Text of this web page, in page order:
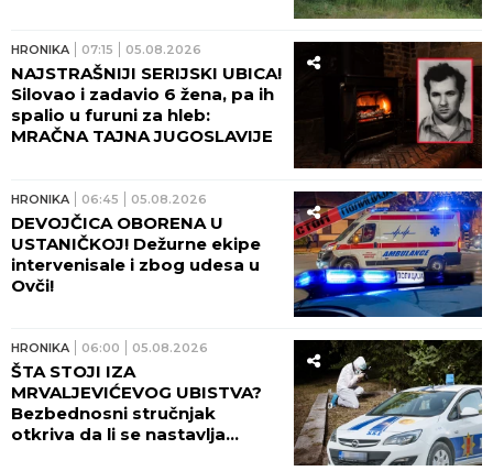
HRONIKA 07:15 05.08.2026
NAJSTRAŠNIJI SERIJSKI UBICA!
Silovao i zadavio 6 žena, pa ih
spalio u furuni za hleb:
MRAČNA TAJNA JUGOSLAVIJE
HRONIKA 06:45 05.08.2026
DEVOJČICA OBORENA U
USTANIČKOJ! Dežurne ekipe
intervenisale i zbog udesa u
Ovči!
HRONIKA 06:00 05.08.2026
ŠTA STOJI IZA
MRVALJEVIĆEVOG UBISTVA?
Bezbednosni stručnjak
otkriva da li se nastavlja